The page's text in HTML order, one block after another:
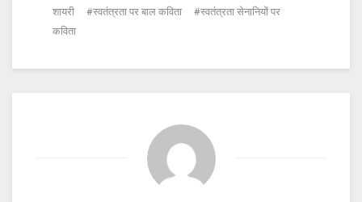
शायरी
स्वतंत्रता पर बाल कविता
स्वतंत्रता सेनानियों पर
कविता